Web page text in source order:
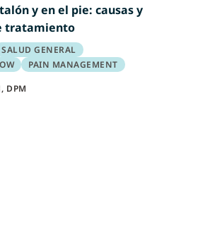
y en el pie: causas y
tratamiento
SALUD GENERAL
PAIN MANAGEMENT
DPM